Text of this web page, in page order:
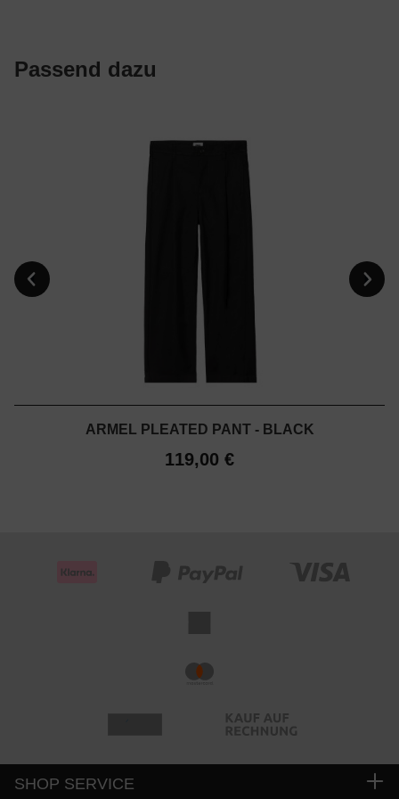
Passend dazu
ARMEL PLEATED PANT - BLACK
119,00 €
SHOP SERVICE